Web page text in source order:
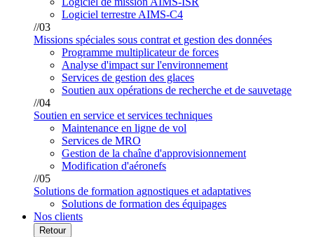
Logiciel terrestre AIMS-C4
//03
Missions spéciales sous contrat et gestion des données
Programme multiplicateur de forces
Analyse d'impact sur l'environnement
Services de gestion des glaces
Soutien aux opérations de recherche et de sauvetage
//04
Soutien en service et services techniques
Maintenance en ligne de vol
Services de MRO
Gestion de la chaîne d'approvisionnement
Modification d'aéronefs
//05
Solutions de formation agnostiques et adaptatives
Solutions de formation des équipages
Nos clients
Retour